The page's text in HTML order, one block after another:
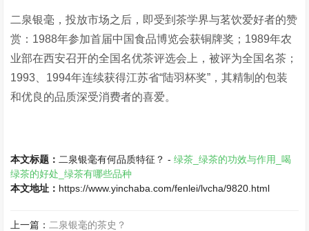
二泉银毫，投放市场之后，即受到茶学界与茗饮爱好者的赞
赏：1988年参加首届中国食品博览会获铜牌奖；1989年农
业部在西安召开的全国名优茶评选会上，被评为全国名茶；
1993、1994年连续获得江苏省“陆羽杯奖”，其精制的包装
和优良的品质深受消费者的喜爱。
本文标题： 二泉银毫有何品质特征？ -绿茶_绿茶的功效与作用_喝
绿茶的好处_绿茶有哪些品种
本文地址： https://www.yinchaba.com/fenlei/lvcha/9820.html
上一篇： 二泉银毫的茶史？